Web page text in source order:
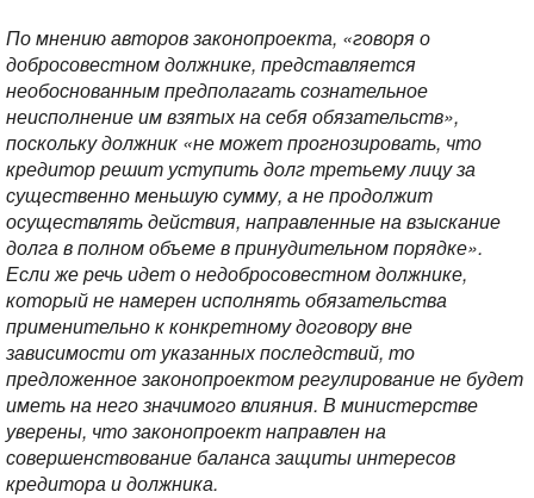
По мнению авторов законопроекта, «говоря о
добросовестном должнике, представляется
необоснованным предполагать сознательное
неисполнение им взятых на себя обязательств»,
поскольку должник «не может прогнозировать, что
кредитор решит уступить долг третьему лицу за
существенно меньшую сумму, а не продолжит
осуществлять действия, направленные на взыскание
долга в полном объеме в принудительном порядке».
Если же речь идет о недобросовестном должнике,
который не намерен исполнять обязательства
применительно к конкретному договору вне
зависимости от указанных последствий, то
предложенное законопроектом регулирование не будет
иметь на него значимого влияния. В министерстве
уверены, что законопроект направлен на
совершенствование баланса защиты интересов
кредитора и должника.